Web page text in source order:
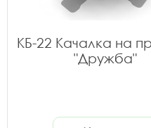
КБ-22 Качалка на
"Дружба"